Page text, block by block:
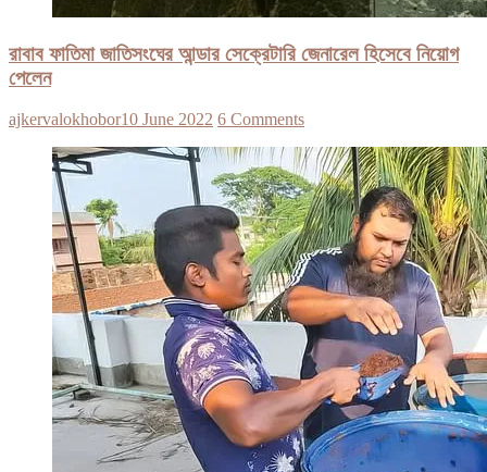
রাবাব ফাতিমা জাতিসংঘের আন্ডার সেক্রেটারি জেনারেল হিসেবে নিয়োগ
পেলেন
ajkervalokhobor10 June 2022 6 Comments